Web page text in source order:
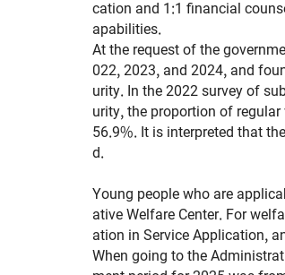
cation and 1:1 financial
apabilities.
At the request of the
022, 2023, and 2024, and
urity. In the 2022 survey of
urity, the proportion of
56.9%. It is interpreted that
d.
Young people who are
ative Welfare Center. For
ation in Service Application,
When going to the